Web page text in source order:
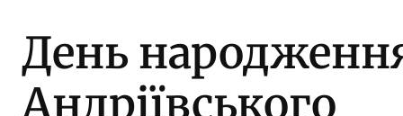
День
Андріївського